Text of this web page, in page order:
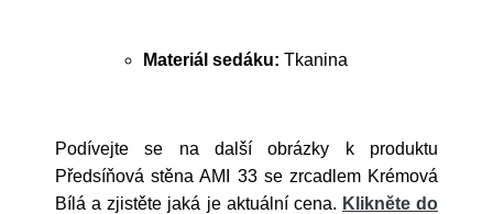
Materiál sedáku: Tkanina
Podívejte se na další obrázky k produktu
Předsíňová stěna AMI 33 se zrcadlem Krémová
Bílá a zjistěte jaká je aktuální cena. Klikněte do